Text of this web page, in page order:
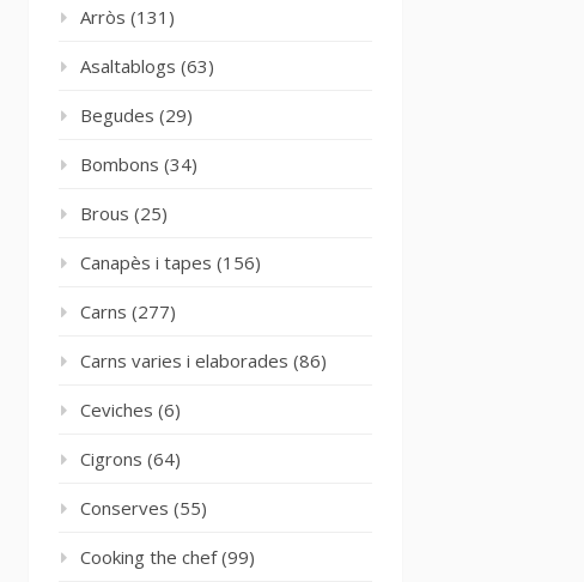
Arròs (131)
Asaltablogs (63)
Begudes (29)
Bombons (34)
Brous (25)
Canapès i tapes (156)
Carns (277)
Carns varies i elaborades (86)
Ceviches (6)
Cigrons (64)
Conserves (55)
Cooking the chef(99)